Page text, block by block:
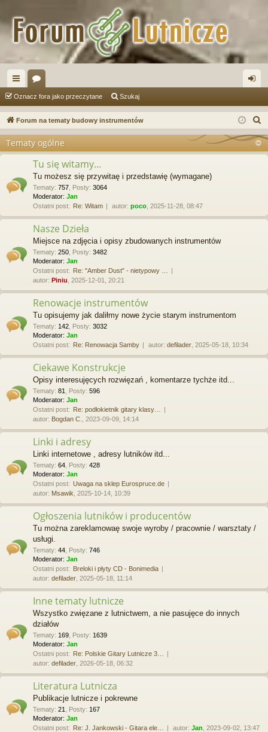
ię
ce
…
or
a og
si
Oznacz fora jako przeczytane Szukaj
Forum na tematy budowy instrumentów
Tematy ogólne
Tu się witamy...
Tu możesz się przywitaę i przedstawię (wymagane)
Tematy: 757 Posty: 3064
Moderator: Jan
Ostatni post: Re: Witam autor: poco , 2025-11-28, 08:47
Nasze Dzieła
Miejsce na zdjęcia i opisy zbudowanych instrumentów
Tematy: 250 Posty: 3482
Moderator: Jan
Ostatni post: Re: "Amber Dust" - nietypowy …
autor: Piniu , 2025-12-01, 20:21
Renowacje instrumentów
Tu opisujemy jak daliłmy nowe życie starym instrumentom
Tematy: 142 Posty: 3032
Moderator: Jan
Ostatni post: Re: Renowacja Samby autor: defilader , 2025-05-18, 10:34
Ciekawe Konstrukcje
Opisy interesujęcych rozwięzań , komentarze tychże itd...
Tematy: 81 Posty: 596
Moderator: Jan
Ostatni post: Re: podłokietnik gitary klasy…
autor: Bogdan C. , 2023-09-09, 14:14
Linki i adresy
Linki internetowe , adresy lutników itd...
Tematy: 64 Posty: 428
Moderator: Jan
Ostatni post: Uwaga na sklep Eurospruce.de
autor: Msawik , 2025-10-14, 10:39
Ogłoszenia lutników i producentów
Tu można zareklamowaę swoje wyroby / pracownie / warsztaty /
usługi.
Tematy: 44 Posty: 746
Moderator: Jan
Ostatni post: Breloki i płyty CD - Bonimedia
autor: defilader , 2025-05-18, 11:14
Inne tematy lutnicze
Wszystko zwięzane z lutnictwem, a nie pasujęce do innych
działów
Tematy: 169 Posty: 1639
Moderator: Jan
Ostatni post: Re: Polskie Gitary Lutnicze 3…
autor: defilader , 2026-05-18, 06:32
Literatura Lutnicza
Publikacje lutnicze i pokrewne
Tematy: 21 Posty: 167
Moderator: Jan
Ostatni post: Re: J. Jankowski - Gitara ele… autor: Jan , 2023-09-02, 13:47